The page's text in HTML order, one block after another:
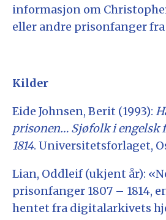
informasjon om
eller andre prisonfanger
Kilder
Eide Johnsen, Berit (1993):
prisonen… Sjøfolk i engelsk
1814. Universitetsforlaget,
Lian, Oddleif (ukjent år):
prisonfanger 1807 – 1814,
hentet fra digitalarkivets